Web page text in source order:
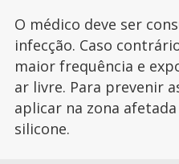
O médico deve ser
infecção. Caso
maior frequência e
ar livre. Para prevenir
aplicar na zona
silicone.